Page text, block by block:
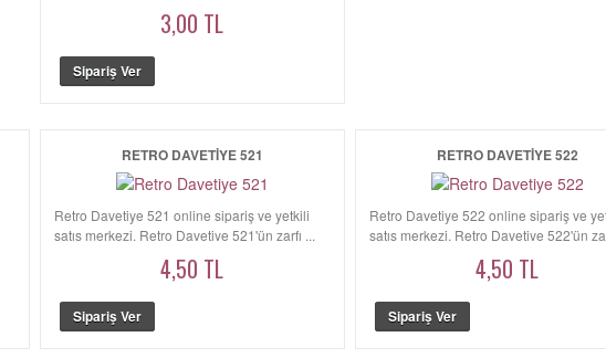
3,00 TL
RETRO DAVETIYE 521
Retro Davetiye 521 online sipariş ve yetkili
satış merkezi. Retro Davetiye 521'ün zarfı ...
4,50 TL
RETRO DAVETIYE 522
Retro Davetiye 522 online sipariş ve
satış merkezi. Retro Davetiye 522'ün
4,50 TL